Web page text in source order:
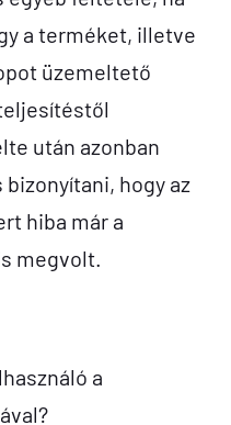
a terméket, illetve
üzemeltető
után azonban
hogy az
hiba már a
megvolt.
a